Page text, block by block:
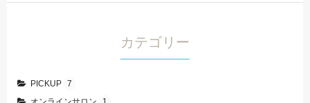
カテゴリー
PICKUP 7